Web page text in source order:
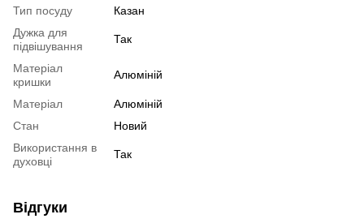
Тип посуду
Казан
Дужка для
підвішування
Так
Матеріал
кришки
Алюміній
Матеріал
Алюміній
Стан
Новий
Використання в
духовці
Так
Відгуки